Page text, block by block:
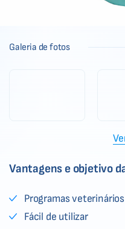
Galeria de fotos
Vantagens e objetivo
Programas
Fácil de utilizar